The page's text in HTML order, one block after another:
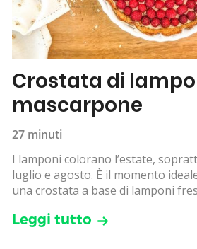
Crostata di
mascarpone
27 minuti
I lamponi colorano l’estate,
luglio e agosto. È il momento
una crostata a base di lamponi
Leggi tutto